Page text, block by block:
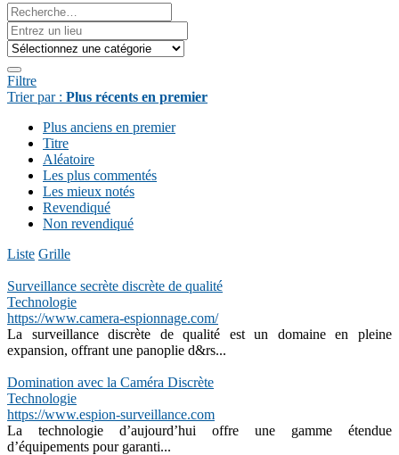
Filtre
Trier par : Plus récents en premier
Plus anciens en premier
Titre
Aléatoire
Les plus commentés
Les mieux notés
Revendiqué
Non revendiqué
Liste Grille
Surveillance secrète discrète de qualité
Technologie
https://www.camera-espionnage.com/
La surveillance discrète de qualité est un domaine en pleine
expansion, offrant une panoplie d&rs...
Domination avec la Caméra Discrète
Technologie
https://www.espion-surveillance.com
La technologie d’aujourd’hui offre une gamme étendue
d’équipements pour garanti...